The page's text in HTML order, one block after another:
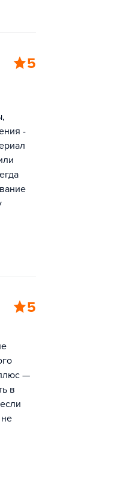
5
-
5
—
в